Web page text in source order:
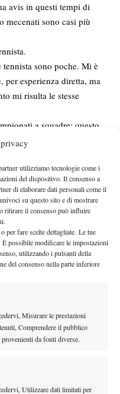
utilizziamo tecnologie come i
del dispositivo. Il consenso a
di elaborare dati personali come il
su questo sito e di mostrare
ritirare il consenso può influire
per fare scelte dettagliate. Le tue
È possibile modificare le impostazioni
utilizzando i pulsanti della
del consenso nella parte inferiore
Misurare le prestazioni
Comprendere il pubblico
da fonti diverse.
Utilizzare dati limitati per
avis in questi tempi di
mecenati sono casi più
sono poche. Mi è
esperienza diretta, ma
mi risulta le stesse
a squadre: questo
ranking atp del giocatore
es. nel medesimo fine
la A2 in Francia la
del precedente, ma è di
dei tornei
è inferiore e le spese
alla partecipazione ai
non valgono per la
perché rischiano di
alla possibilità di
sui premi incassati nei
(itf, prize money 10 o